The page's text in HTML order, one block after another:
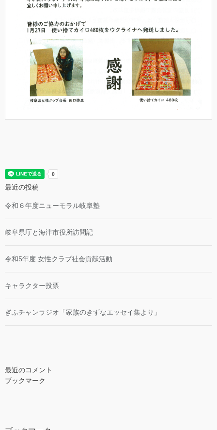
最近の投稿
令和６年度ニューモラル岐阜塾
岐阜県庁と海津市役所訪問記
令和5年度 女性クラブ社会貢献活動
キャラクター投票
ぎふチャンラジオ「家族のきずなエッセイ集より」
最近のコメント
ブックマーク